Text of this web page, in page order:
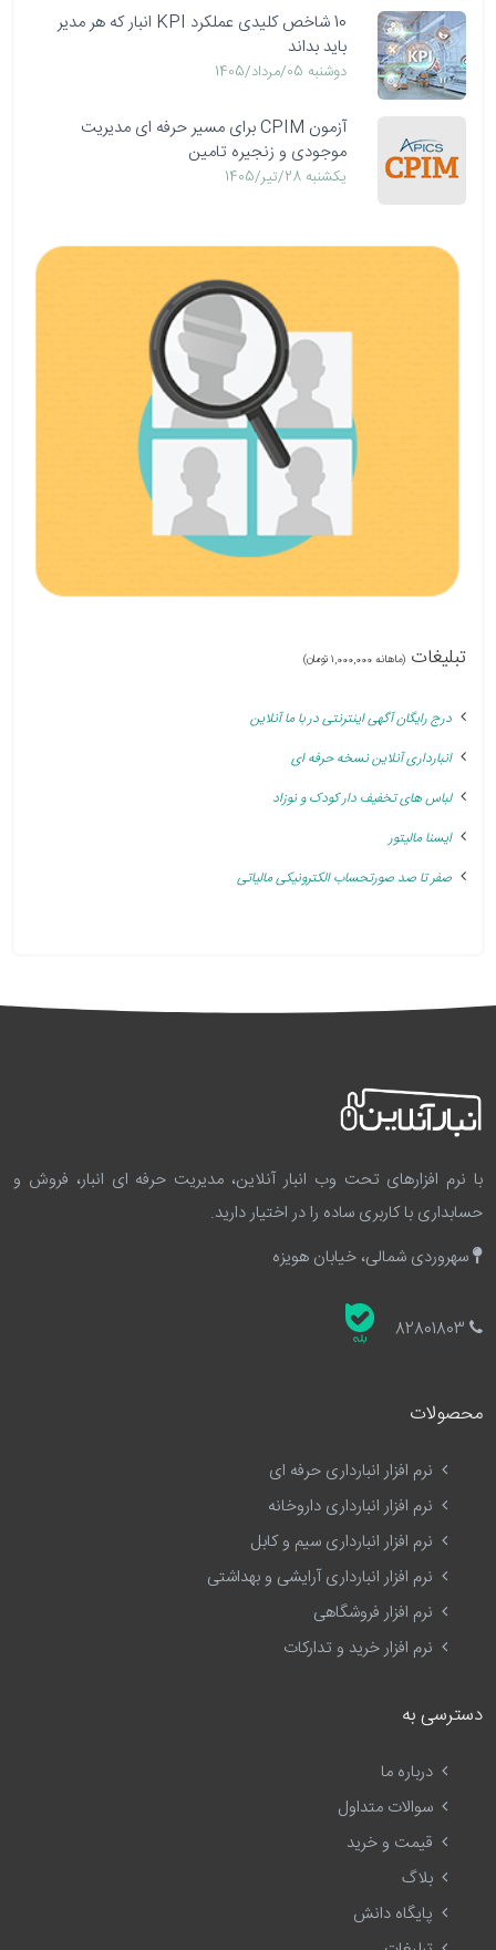
10 شاخص کلیدی عملکرد KPI انبار که هر مدیر
باید بداند
دوشنبه 05/مرداد/1405
آزمون CPIM برای مسیر حرفه ای مدیریت
موجودی و زنجیره تامین
يكشنبه 28/تیر/1405
تبلیغات (ماهانه 1,000,000 تومان)
درج رایگان آگهی اینترنتی در با ما آنلاین
انبارداری آنلاین نسخه حرفه ای
لباس های تخفیف دار کودک و نوزاد
ایسنا مالیتور
صفر تا صد صورتحساب الکترونیکی مالیاتی
با نرم افزارهای تحت وب انبار آنلاین، مدیریت حرفه ای انبار، فروش و
حسابداری با کاربری ساده را در اختیار دارید.
سهروردی شمالی، خیابان هویزه
محصولات
نرم افزار انبارداری حرفه ای
نرم افزار انبارداری داروخانه
نرم افزار انبارداری سیم و کابل
نرم افزار انبارداری آرایشی و بهداشتی
نرم افزار فروشگاهی
نرم افزار خرید و تدارکات
دسترسی به
درباره ما
سوالات متداول
قیمت و خرید
بلاگ
پایگاه دانش